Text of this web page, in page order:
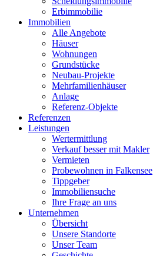
Erbimmobilie
Immobilien
Alle Angebote
Häuser
Wohnungen
Grundstücke
Neubau-Projekte
Mehrfamilienhäuser
Anlage
Referenz-Objekte
Referenzen
Leistungen
Wertermittlung
Verkauf besser mit Makler
Vermieten
Probewohnen in Falkensee
Tippgeber
Immobiliensuche
Ihre Frage an uns
Unternehmen
Übersicht
Unsere Standorte
Unser Team